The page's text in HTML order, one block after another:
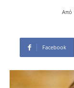
Από
Facebook